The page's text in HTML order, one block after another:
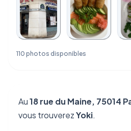
110 photos disponibles
Au18 rue du Maine, 75014
vous trouverezYoki.